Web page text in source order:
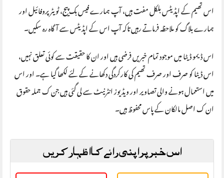
اس تھیم کے اپڈیٹس بلکل مفت ہیں، آپ ہمارے فیس بک پیج، ٹویٹر پروفائیل اور
ہمارے بلاگ کو ملاحظہ فرماتے رہیں تاکہ آپ اس کے اپڈیٹس سے آگاہ رہ سکیں۔
اس ڈیمو ڈیٹا میں موجود تمام خبریں فرضی ہیں اور ان کا حقیقت سے کوئی تعلق نہیں،
اس ڈیٹا کو صرف اور صرف تھیم کی کارکردگی دکھانے کے لئے لکھا گیا ہے۔ اور اس
میں استعمال ہونے والی تصاویر اور ویڈیوز انٹرنیٹ سے لی گئی ہیں جن ک جملہ حقوق
ان ک اصل مالکان کے پاس محفوظ ہیں۔
اس خبر پر اپنی رائے کا اظہار کریں